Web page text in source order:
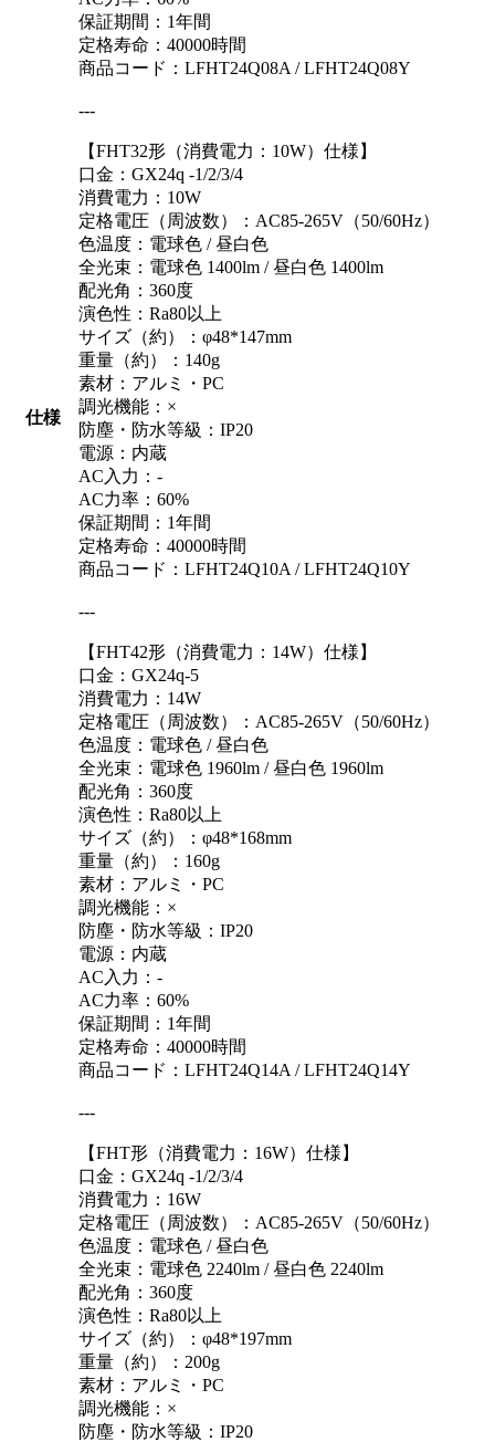
仕様
保証期間：1年間
定格寿命：40000時間
商品コード：LFHT24Q08A / LFHT24Q08Y
---
【FHT32形（消費電力：10W）仕様】
口金：GX24q -1/2/3/4
消費電力：10W
定格電圧（周波数）：AC85-265V（50/60Hz）
色温度：電球色 / 昼白色
全光束：電球色 1400lm / 昼白色 1400lm
配光角：360度
演色性：Ra80以上
サイズ（約）：φ48*147mm
重量（約）：140g
素材：アルミ・PC
調光機能：×
防塵・防水等級：IP20
電源：内蔵
AC入力：-
AC力率：60%
保証期間：1年間
定格寿命：40000時間
商品コード：LFHT24Q10A / LFHT24Q10Y
---
【FHT42形（消費電力：14W）仕様】
口金：GX24q-5
消費電力：14W
定格電圧（周波数）：AC85-265V（50/60Hz）
色温度：電球色 / 昼白色
全光束：電球色 1960lm / 昼白色 1960lm
配光角：360度
演色性：Ra80以上
サイズ（約）：φ48*168mm
重量（約）：160g
素材：アルミ・PC
調光機能：×
防塵・防水等級：IP20
電源：内蔵
AC入力：-
AC力率：60%
保証期間：1年間
定格寿命：40000時間
商品コード：LFHT24Q14A / LFHT24Q14Y
---
【FHT形（消費電力：16W）仕様】
口金：GX24q -1/2/3/4
消費電力：16W
定格電圧（周波数）：AC85-265V（50/60Hz）
色温度：電球色 / 昼白色
全光束：電球色 2240lm / 昼白色 2240lm
配光角：360度
演色性：Ra80以上
サイズ（約）：φ48*197mm
重量（約）：200g
素材：アルミ・PC
調光機能：×
防塵・防水等級：IP20